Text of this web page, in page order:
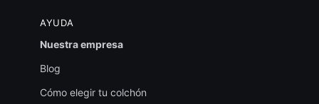
AYUDA
Nuestra empresa
Blog
Cómo elegir tu colchón